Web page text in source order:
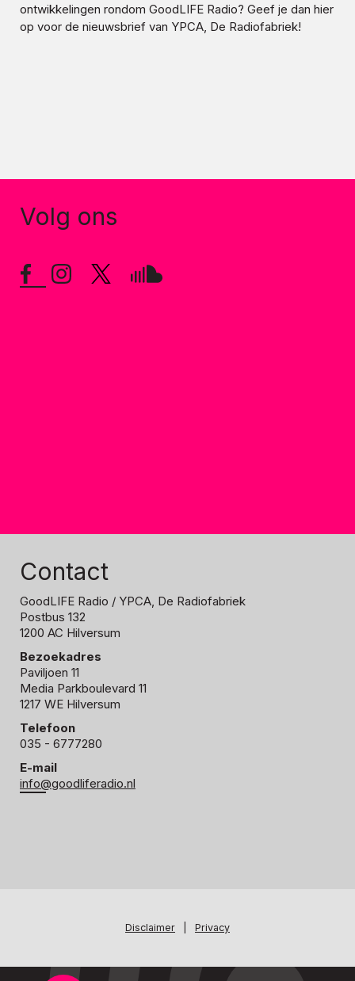
ontwikkelingen rondom GoodLIFE Radio? Geef je dan hier
op voor de nieuwsbrief van YPCA, De Radiofabriek!
Volg ons
Contact
GoodLIFE Radio / YPCA, De Radiofabriek
Postbus 132
1200 AC Hilversum
Bezoekadres
Paviljoen 11
Media Parkboulevard 11
1217 WE Hilversum
Telefoon
035 - 6777280
E-mail
info@goodliferadio.nl
Disclaimer Privacy